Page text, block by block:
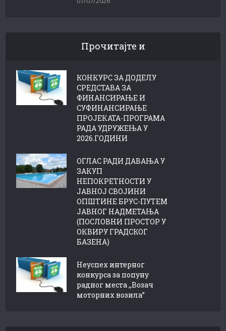
Прочитајте и
КОНКУРС ЗА ДОДЕЛУ
СРЕДСТАВА ЗА
ФИНАНСИРАЊЕ И
СУФИНАНСИРАЊЕ
ПРОЈЕКАТА-ПРОГРАМА
РАДА УДРУЖЕЊА У
2026.ГОДИНИ
ОГЛАС РАДИ ДАВАЊА У
ЗАКУП
НЕПОКРЕТНОСТИ У
ЈАВНОЈ СВОЈИНИ
ОПШТИНЕ БРУС-ПУТЕМ
ЈАВНОГ НАДМЕТАЊА
(ПОСЛОВНИ ПРОСТОР У
ОКВИРУ ГРАДСКОГ
БАЗЕНА)
Неуспех интерног
конкурса за попуну
радног места ,,Возач
моторних возила”